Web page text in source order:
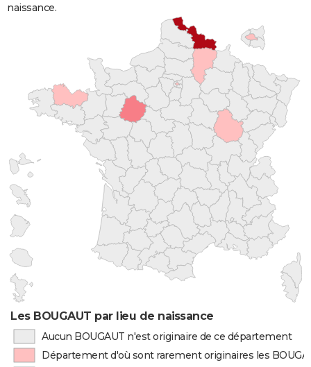
naissance.
Les BOUGAUT par lieu de naissance
Aucun BOUGAUT n'est originaire de ce département
Département d'où sont rarement originaires les